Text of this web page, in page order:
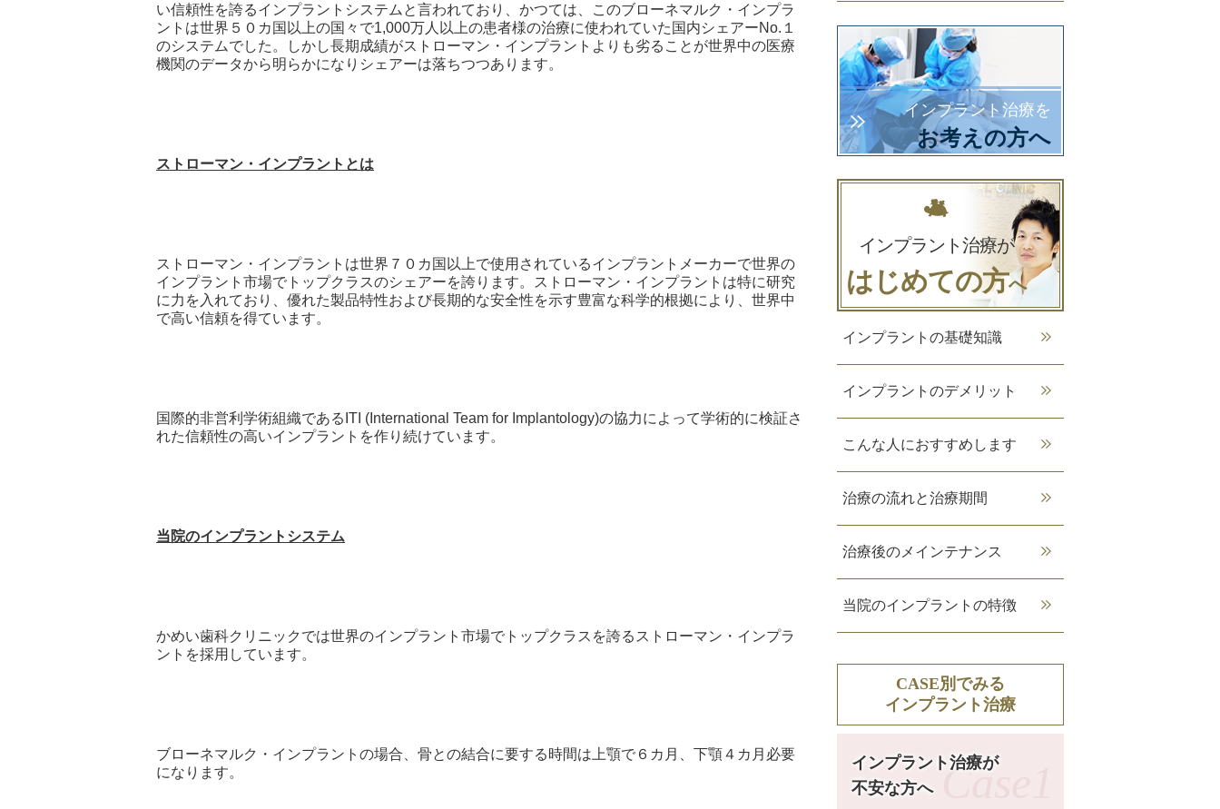
い信頼性を誇るインプラントシステムと言われており、かつては、このブローネマルク・インプラ
ントは世界５０カ国以上の国々で1,000万人以上の患者様の治療に使われていた国内シェアーNo. １
のシステムでした。しかし長期成績がストローマン・インプラントよりも劣ることが世界中の医療
機関のデータから明らかになりシェアーは落ちつつあります。
ストローマン・インプラントとは
ストローマン・インプラントは世界７０カ国以上で使用されているインプラントメーカーで世界の
インプラント市場でトップクラスのシェアーを誇ります。ストローマン・インプラントは特に研究
に力を入れており、優れた製品特性および長期的な安全性を示す豊富な科学的根拠により、世界中
で高い信頼を得ています。
国際的非営利学術組織である ITI (International Team for Implantology)の協力によって学術的に検証さ
れた信頼性の高いインプラントを作り続けています。
当院のインプラントシステム
かめい歯科クリニックでは世界のインプラント市場でトップクラスを誇るストローマン・インプラ
ントを採用しています。
ブローネマルク・インプラントの場合、骨との結合に要する時間は上顎で６カ月、下顎４カ月必要
になります。
2026-01(0)
2025-12(0)
2025-11(0)
2025-07(0)
2025-06(0)
2025-05(0)
2025-04(0)
2025-03(0)
2025-01(0)
2024-12(0)
インプラント治療を
お考えの方へ
インプラント治療が
はじめての方へ
インプラントの基礎知識
インプラントのデメリット
こんな人におすすめします
治療の流れと治療期間
治療後のメインテナンス
当院のインプラントの特徴
CASE別でみる
インプラント治療
インプラント治療が
不安な方へ Case1